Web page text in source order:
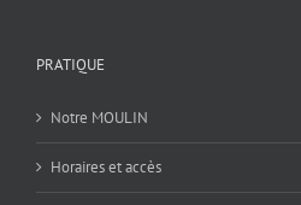
PRATIQUE
Notre MOULIN
Horaires et accès